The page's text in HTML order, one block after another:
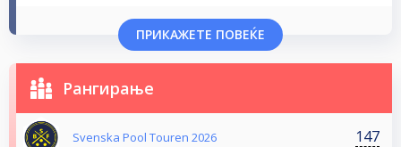
ПРИКАЖЕТЕ ПОВЕЌЕ
Рангирање
Svenska Pool Touren 2026 147